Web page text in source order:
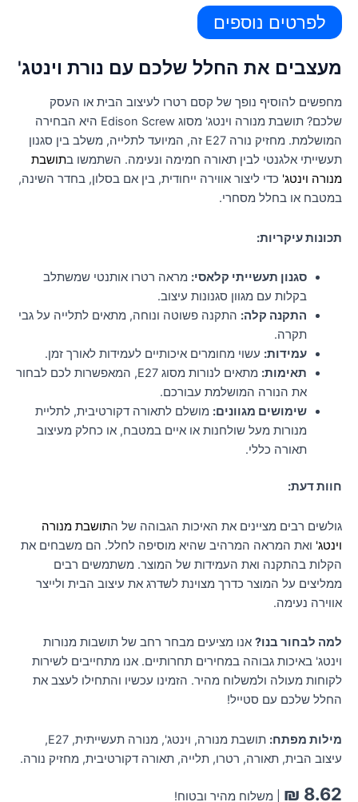
לפרטים נוספים
מעצבים את החלל שלכם עם נורת וינטג'
מחפשים להוסיף נופך של קסם רטרו לעיצוב הבית או העסק
שלכם? תושבת מנורה וינטג' מסוג Edison Screw היא הבחירה
המושלמת. מחזיק נורה E27 זה, המיועד לתלייה, משלב בין סגנון
תעשייתי אלגנטי לבין תאורה חמימה ונעימה. השתמשו בתושבת
מנורה וינטג' כדי ליצור אווירה ייחודית, בין אם בסלון, בחדר השינה,
במטבח או בחלל מסחרי.
תכונות עיקריות:
סגנון תעשייתי קלאסי: מראה רטרו אותנטי שמשתלב
בקלות עם מגוון סגנונות עיצוב.
התקנה קלה: התקנה פשוטה ונוחה, מתאים לתלייה על גבי
תקרה.
עמידות: עשוי מחומרים איכותיים לעמידות לאורך זמן.
תאימות:
מתאים לנורות מסוג E27, המאפשרות לכם לבחור
את הנורה המושלמת עבורכם.
שימושים מגוונים: מושלם לתאורה דקורטיבית, לתליית
מנורות מעל שולחנות או איים במטבח, או כחלק מעיצוב
תאורה כללי.
חוות דעת:
גולשים רבים מציינים את האיכות הגבוהה של התושבת מנורה
וינטג' ואת המראה המרהיב שהיא מוסיפה לחלל. הם משבחים את
הקלות בהתקנה ואת העמידות של המוצר. משתמשים רבים
ממליצים על המוצר כדרך מצוינת לשדרג את עיצוב הבית ולייצר
אווירה נעימה.
למה לבחור בנו? אנו מציעים מבחר רחב של תושבות מנורות
וינטג' באיכות גבוהה במחירים תחרותיים. אנו מתחייבים לשירות
לקוחות מעולה ולמשלוח מהיר. הזמינו עכשיו והתחילו לעצב את
החלל שלכם עם סטייל!
מילות מפתח:
תושבת מנורה, וינטג', מנורה תעשייתית, E27,
עיצוב הבית, תאורה, רטרו, תלייה, תאורה דקורטיבית, מחזיק נורה.
₪ 8.62 | משלוח מהיר ובטוח!